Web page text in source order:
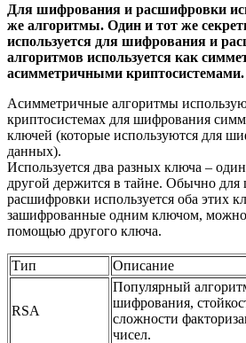
Для шифрования и расшифровки
же алгоритмы. Один и тот же
используется для шифрования и
алгоритмов используется как
асимметричными криптосистемами.
Асимметричные алгоритмы
криптосистемах для шифрования
ключей (которые используются для
данных).
Используется два разных ключа –
другой держится в тайне. Обычно
расшифровки используется оба этих
зашифрованные одним ключом, можно
помощью другого ключа.
Тип Описание
RSA
Популярный
шифрования,
сложности
чисел.